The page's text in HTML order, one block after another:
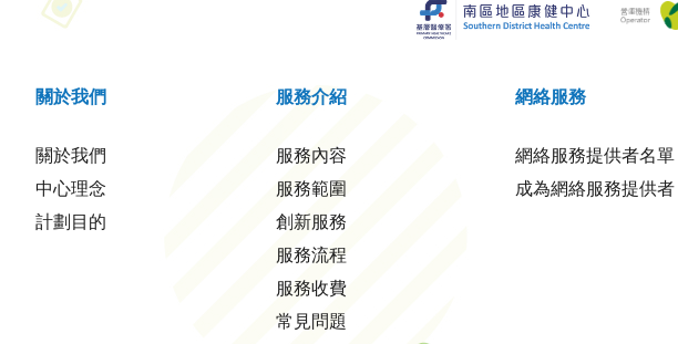
關於我們
關於我們
中心理念
計劃目的
服務介紹
服務內容
服務範圍
創新服務
服務流程
服務收費
常見問題
網絡服務
網絡服務提供者名單
成為網絡服務提供者